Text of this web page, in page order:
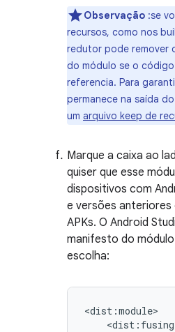
Observação :se
recursos, como nos
redutor pode remover
do módulo se o
referencia. Para
permanece na saída
um arquivo keep de
Marque a caixa ao
quiser que esse
dispositivos com
e versões anteriores
APKs. O Android
manifesto do
escolha:
<dist:fusing